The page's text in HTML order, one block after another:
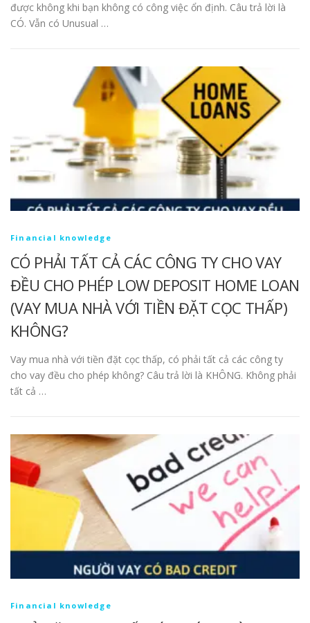
được không khi bạn không có công việc ổn định. Câu trả lời là
CÓ. Vẫn có Unusual …
Financial knowledge
CÓ PHẢI TẤT CẢ CÁC CÔNG TY CHO VAY
ĐỀU CHO PHÉP LOW DEPOSIT HOME LOAN
(VAY MUA NHÀ VỚI TIỀN ĐẶT CỌC THẤP)
KHÔNG?
Vay mua nhà với tiền đặt cọc thấp, có phải tất cả các công ty
cho vay đều cho phép không? Câu trả lời là KHÔNG. Không phải
tất cả …
Financial knowledge